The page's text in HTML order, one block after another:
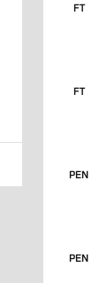
FT
FT
PEN
PEN